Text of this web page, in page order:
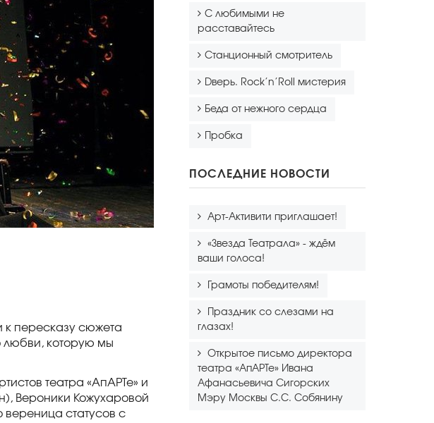
к пересказу сюжета
любви, которую мы
театра «АпАРТе» и
Вероники Кожухаровой
вереница статусов с
С любимыми не
расставайтесь
Станционный смотритель
Dверь. Rock’n’Roll мистерия
Беда от нежного сердца
Пробка
ПОСЛЕДНИЕ НОВОСТИ
Арт-Активити приглашает!
«Звезда Театрала» - ждём
ваши голоса!
Грамоты победителям!
Праздник со слезами на
глазах!
Открытое письмо директора
театра «АпАРТе» Ивана
Афанасьевича Сигорских
Мэру Москвы С.С. Собянину